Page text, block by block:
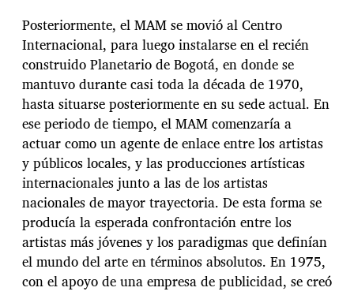
Posteriormente, el MAM se movió al Centro
Internacional, para luego instalarse en el recién
construido Planetario de Bogotá, en donde se
mantuvo durante casi toda la década de 1970,
hasta situarse posteriormente en su sede actual. En
ese periodo de tiempo, el MAM comenzaría a
actuar como un agente de enlace entre los artistas
y públicos locales, y las producciones artísticas
internacionales junto a las de los artistas
nacionales de mayor trayectoria. De esta forma se
producía la esperada confrontación entre los
artistas más jóvenes y los paradigmas que definían
el mundo del arte en términos absolutos. En 1975,
con el apoyo de una empresa de publicidad, se creó